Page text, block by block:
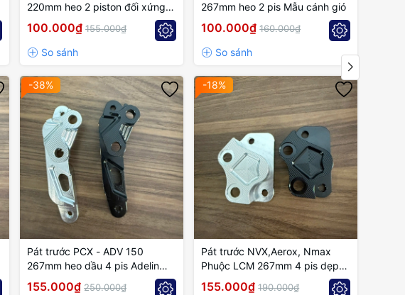
220mm heo 2 piston đối xứng
mẫu cánh gió
100.000₫ 155.000₫
267mm heo 2 pis Mẫu cánh gió
100.000₫ 160.000₫
-38%
Pát trước PCX - ADV 150
267mm heo dầu 4 pis Adelin
hoặc NVM
155.000₫ 250.000₫
-18%
Pát trước NVX,Aerox, Nmax
Phuộc LCM 267mm 4 pis dẹp
Adelin , NVM
155.000₫ 190.000₫